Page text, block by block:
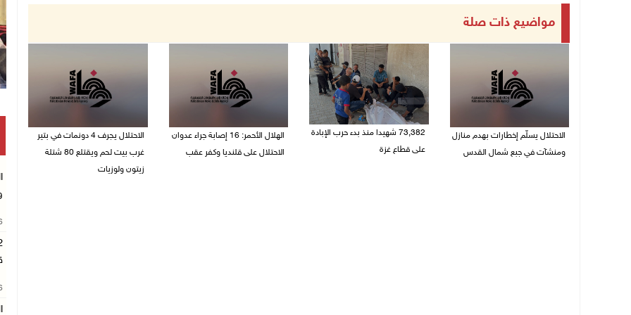
مواضيع ذات صلة
الاحتلال يسلّم إخطارات بهدم منازل
ومنشآت في جبع شمال القدس
73,382 شهيدا منذ بدء حرب الإبادة
على قطاع غزة
الهلال الأحمر: 16 إصابة جراء عدوان
الاحتلال على قلنديا وكفر عقب
الاحتلال يجرف 4 دونمات في بتير
غرب بيت لحم ويقتلع 80 شتلة
زيتون ولوزيات